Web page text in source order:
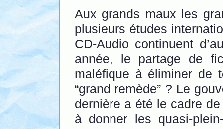
Aux grands maux les
plusieurs études
CD-Audio continuent
année, le partage de
maléfique à éliminer de
“grand remède” ? Le
dernière a été le cadre
à donner les quasi-